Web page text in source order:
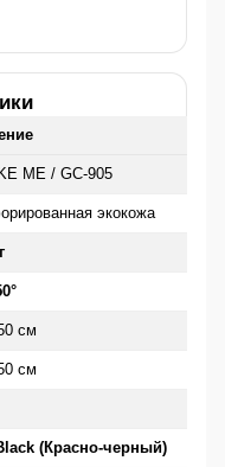
ME / GC-905
экокожа
см
см
(Красно-черный)